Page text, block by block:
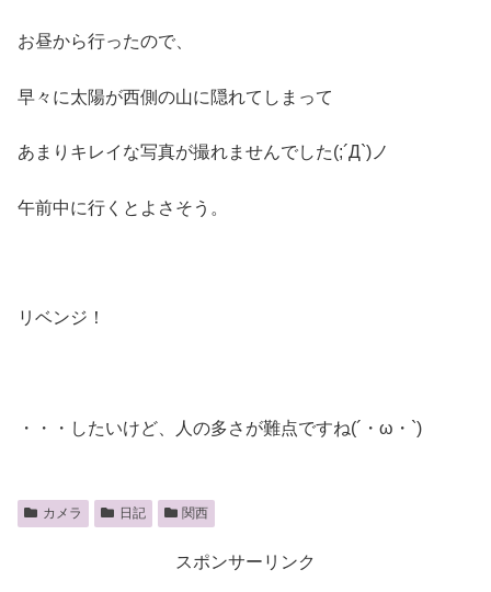
お昼から行ったので、
早々に太陽が西側の山に隠れてしまって
あまりキレイな写真が撮れませんでした(;´Д`)ノ
午前中に行くとよさそう。
リベンジ！
・・・したいけど、人の多さが難点ですね(´・ω・`)
カメラ 日記 関西
スポンサーリンク